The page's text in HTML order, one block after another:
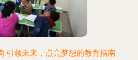
引领未来，点亮梦想的教育指南